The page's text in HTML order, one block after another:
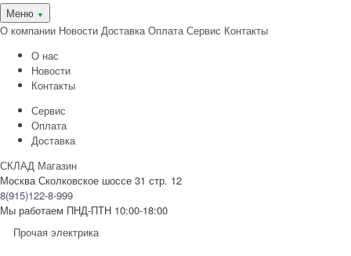
Меню ▼
О компании Новости Доставка Оплата Сервис Контакты
О нас
Новости
Контакты
Сервис
Оплата
Доставка
СКЛАД Магазин
Москва Сколковское шоссе 31 стр. 12
8(915)122-8-999
Мы работаем ПНД-ПТН 10:00-18:00
Прочая электрика